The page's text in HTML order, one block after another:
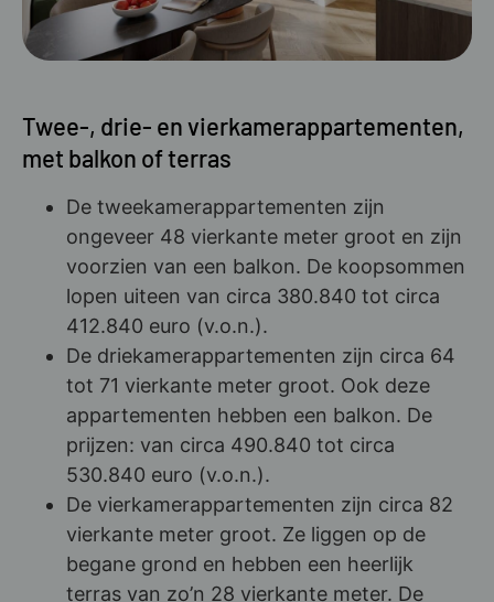
Twee-, drie- en vierkamerappartementen,
met balkon of terras
De tweekamerappartementen zijn
ongeveer 48 vierkante meter groot en zijn
voorzien van een balkon. De koopsommen
lopen uiteen van circa 380.840 tot circa
412.840 euro (v.o.n.).
De driekamerappartementen zijn circa 64
tot 71 vierkante meter groot. Ook deze
appartementen hebben een balkon. De
prijzen: van circa 490.840 tot circa
530.840 euro (v.o.n.).
De vierkamerappartementen zijn circa 82
vierkante meter groot. Ze liggen op de
begane grond en hebben een heerlijk
terras van zo’n 28 vierkante meter. De